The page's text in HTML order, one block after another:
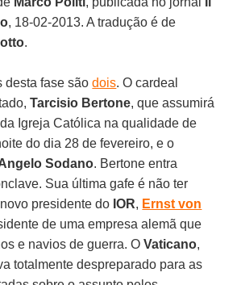
, 18-02-2013. A tradução é de
.
desta fase sãodois. O cardeal
Tarcisio Bertone, que assumirá
Igreja Católica na qualidade de
do dia 28 de fevereiro, e o
Sodano. Bertone entra
Sua última gafe é não ter
presidente do IOR, Ernst von
de uma empresa alemã que
e navios de guerra. OVaticano,
totalmente despreparado para as